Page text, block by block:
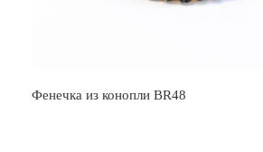
Фенечка из конопли BR48